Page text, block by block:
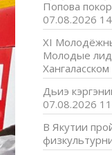
Попова
07.08.2026
XI
Молодые
Дьиэ
07.08.2026
В Якутии